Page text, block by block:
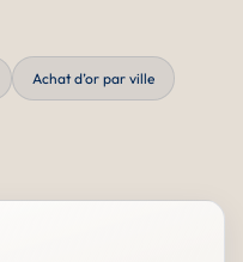
Achat d’or par ville